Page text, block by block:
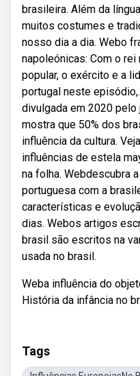
brasileira. Além da
muitos costumes e
nosso dia a dia. Webo
napoleónicas: Com o
popular, o exército e a
portugal neste
divulgada em 2020 pelo
mostra que 50% dos
influência da cultura.
influências de estela
na folha. Webdescubra
portuguesa com a
características e
dias. Webos artigos
brasil são escritos na
usada no brasil.
Weba influência do
História da infância no
Tags